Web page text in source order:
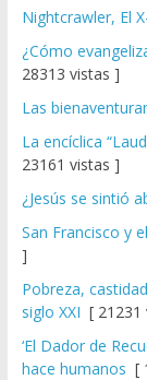
Nightcrawler, El
¿Cómo
28313 vistas ]
Las
La encíclica
23161 vistas ]
¿Jesús se sintió
San Francisco y
]
Pobreza,
siglo XXI [ 21231
‘El Dador de
hace humanos [